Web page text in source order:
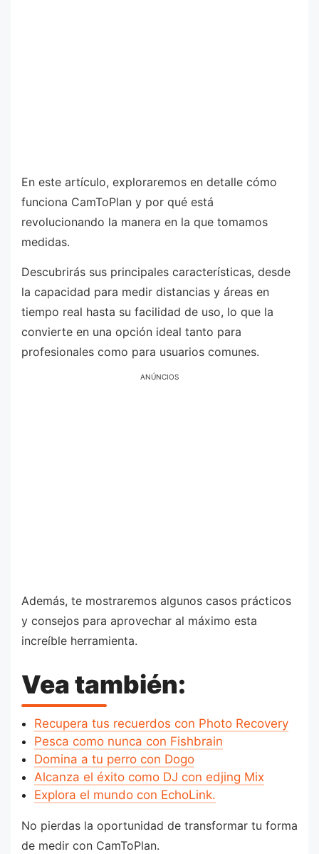
En este artículo, exploraremos en detalle cómo
funciona CamToPlan y por qué está
revolucionando la manera en la que tomamos
medidas.
Descubrirás sus principales características, desde
la capacidad para medir distancias y áreas en
tiempo real hasta su facilidad de uso, lo que la
convierte en una opción ideal tanto para
profesionales como para usuarios comunes.
ANÚNCIOS
Además, te mostraremos algunos casos prácticos
y consejos para aprovechar al máximo esta
increíble herramienta.
Vea también:
Recupera tus recuerdos con Photo Recovery
Pesca como nunca con Fishbrain
Domina a tu perro con Dogo
Alcanza el éxito como DJ con edjing Mix
Explora el mundo con EchoLink.
No pierdas la oportunidad de transformar tu forma
de medir con CamToPlan.